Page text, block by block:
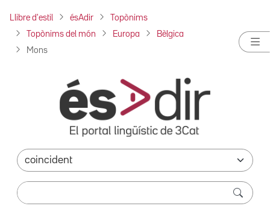
Llibre d'estil ésAdir Topònims
Topònims del món Europa Bèlgica
Mons